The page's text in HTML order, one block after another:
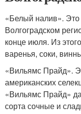
«Белый налив».
Волгоградском
конце июля. Из
варенья, соки,
«Вильямс Прайд».
американских
«Вильямс Прайд»
сорта сочные и